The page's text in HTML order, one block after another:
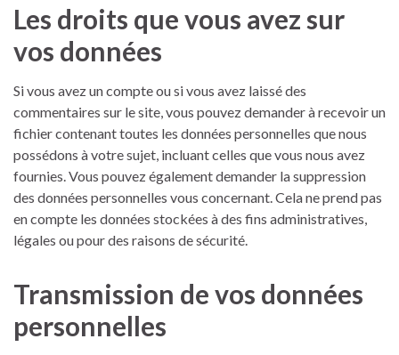
Les droits que vous avez sur
vos données
Si vous avez un compte ou si vous avez laissé des
commentaires sur le site, vous pouvez demander à recevoir un
fichier contenant toutes les données personnelles que nous
possédons à votre sujet, incluant celles que vous nous avez
fournies. Vous pouvez également demander la suppression
des données personnelles vous concernant. Cela ne prend pas
en compte les données stockées à des fins administratives,
légales ou pour des raisons de sécurité.
Transmission de vos données
personnelles